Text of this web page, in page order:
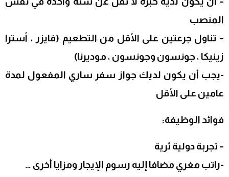
المنصب
– تناول جرعتين على الأقل من التطعيم (فايزر ، أسترا
زينيكا ، جونسون وجونسون ، موديرنا)
-يجب أن يكون لديك جواز سفر ساري المفعول لمدة
عامين على الأقل
فوائد الوظيفة:
– تجربة دولية ثرية
-راتب مغري مضافا إليه رسوم الإيجار ومزايا أخرى …